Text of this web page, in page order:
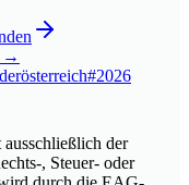
→
#2026
der
, Steuer- oder